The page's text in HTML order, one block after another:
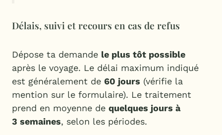
Délais, suivi et recours en cas de refus
Dépose ta demande le plus tôt possible
après le voyage. Le délai maximum indiqué
est généralement de 60 jours (vérifie la
mention sur le formulaire). Le traitement
prend en moyenne de quelques jours à
3 semaines, selon les périodes.